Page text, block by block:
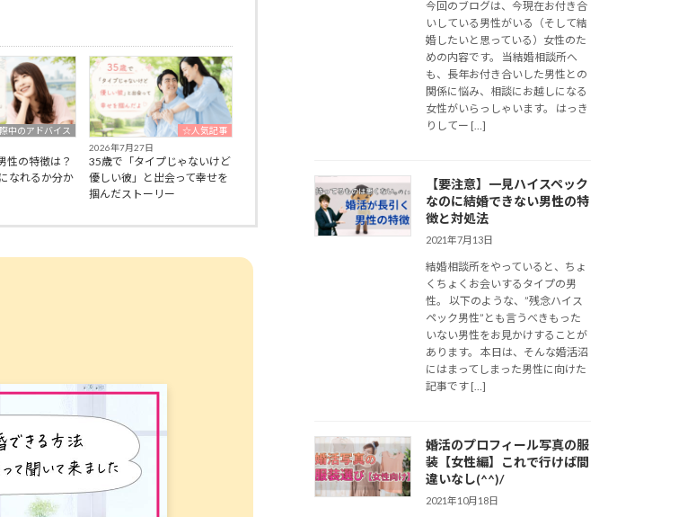
中のアドバイス
性の特徴は？
なれるか分か
☆人気記事
2026年7月27日
35歳で「タイプじゃないけど
優しい彼」と出会って幸せを
掴んだストーリー
今回のブログは、今現在お付き合
いしている男性がいる（そして結
婚したいと思っている）女性のた
めの内容です。 当結婚相談所へ
も、長年お付き合いした男性との
関係に悩み、相談にお越しになる
女性がいらっしゃいます。 はっき
りしてー […]
【要注意】一見ハイスペック
なのに結婚できない男性の特
徴と対処法
2021年7月13日
結婚相談所をやっていると、ちょ
くちょくお会いするタイプの男
性。 以下のような、”残念ハイス
ペック男性”とも言うべきもった
いない男性をお見かけすることが
あります。 本日は、そんな婚活沼
にはまってしまった男性に向けた
記事です […]
婚活のプロフィール写真の服
装【女性編】これで行けば間
違いなし(^^)/
2021年10月18日